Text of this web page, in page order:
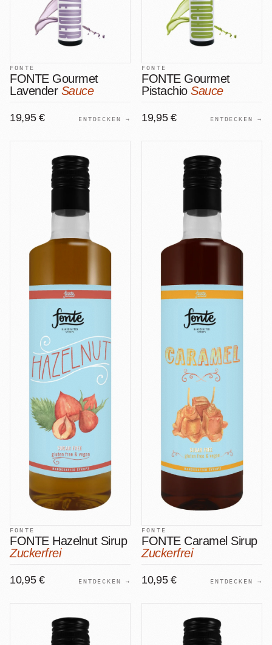
FONTE
FONTE Gourmet
Lavender Sauce
19,95 € ENTDECKEN →
FONTE
FONTE Gourmet
Pistachio Sauce
19,95 € ENTDECKEN →
FONTE
FONTE Hazelnut Sirup
Zuckerfrei
10,95 € ENTDECKEN →
FONTE
FONTE Caramel Sirup
Zuckerfrei
10,95 € ENTDECKEN →